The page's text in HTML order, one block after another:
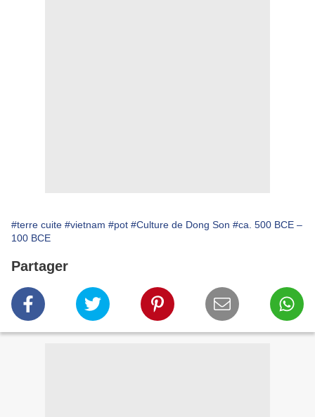
#terre cuite #vietnam #pot #Culture de Dong Son #ca. 500 BCE –
100 BCE
Partager